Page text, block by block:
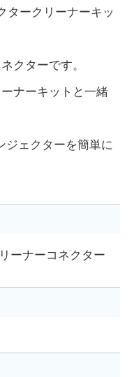
タークリーナーキッ
クターです。
ナーキットと一緒
ジェクターを簡単に
ーナーコネクター